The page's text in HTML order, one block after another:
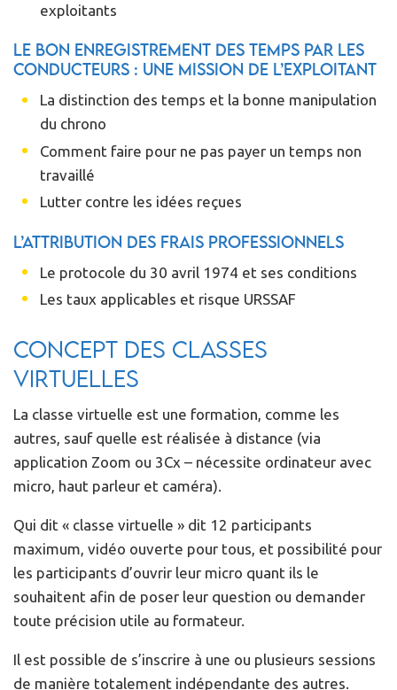
exploitants
Le bon enregistrement des temps par les
conducteurs : une mission de l’exploitant
La distinction des temps et la bonne manipulation
du chrono
Comment faire pour ne pas payer un temps non
travaillé
Lutter contre les idées reçues
L’attribution des frais professionnels
Le protocole du 30 avril 1974 et ses conditions
Les taux applicables et risque URSSAF
Concept des classes
virtuelles
La classe virtuelle est une formation, comme les
autres, sauf quelle est réalisée à distance (via
application Zoom ou 3Cx – nécessite ordinateur avec
micro, haut parleur et caméra).
Qui dit « classe virtuelle » dit 12 participants
maximum, vidéo ouverte pour tous, et possibilité pour
les participants d’ouvrir leur micro quant ils le
souhaitent afin de poser leur question ou demander
toute précision utile au formateur.
Il est possible de s’inscrire à une ou plusieurs sessions
de manière totalement indépendante des autres.